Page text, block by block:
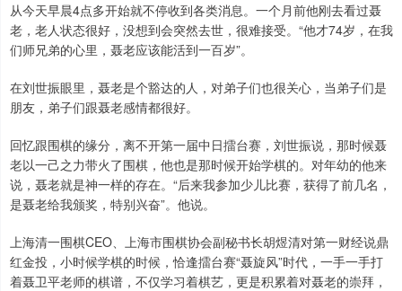
从今天早晨4点多开始就不停收到各类消息。一个月前他刚去看过聂
老，老人状态很好，没想到会突然去世，很难接受。“他才74岁，在我
们师兄弟的心里，聂老应该能活到一百岁”。
在刘世振眼里，聂老是个豁达的人，对弟子们也很关心，当弟子们是
朋友，弟子们跟聂老感情都很好。
回忆跟围棋的缘分，离不开第一届中日擂台赛，刘世振说，那时候聂
老以一己之力带火了围棋，他也是那时候开始学棋的。对年幼的他来
说，聂老就是神一样的存在。“后来我参加少儿比赛，获得了前几名，
是聂老给我颁奖，特别兴奋”。他说。
上海清一围棋CEO、上海市围棋协会副秘书长胡煜清对第一财经说鼎
红金投，小时候学棋的时候，恰逢擂台赛“聂旋风”时代，一手一手打
着聂卫平老师的棋谱，不仅学习着棋艺，更是积累着对聂老的崇拜，